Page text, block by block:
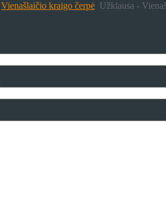
Vienašlaičio kraigo čerpė Užklausa -